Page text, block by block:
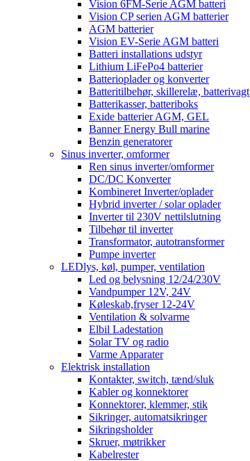
Vision 6FM-Serie AGM batteri
Vision CP serien AGM batterier
AGM batterier
Vision EV-Serie AGM batteri
Batteri installations udstyr
Lithium LiFePo4 batterier
Batterioplader og konverter
Batteritilbehør, skillerelæ, batterivagt
Batterikasser, batteriboks
Exide batterier AGM, GEL
Banner Energy Bull marine
Benzin generatorer
Sinus inverter, omformer
Ren sinus inverter/omformer
DC/DC Konverter
Kombineret Inverter/oplader
Hybrid inverter / solar oplader
Inverter til 230V nettilslutning
Tilbehør til inverter
Transformator, autotransformer
Pumpe inverter
LEDlys, køl, pumper, ventilation
Led og belysning 12/24/230V
Vandpumper 12V, 24V
Køleskab,fryser 12-24V
Ventilation & solvarme
Elbil Ladestation
Solar TV og radio
Varme Apparater
Elektrisk installation
Kontakter, switch, tænd/sluk
Kabler og konnektorer
Konnektorer, klemmer, stik
Sikringer, automatsikringer
Sikringsholder
Skruer, møtrikker
Kabelrester